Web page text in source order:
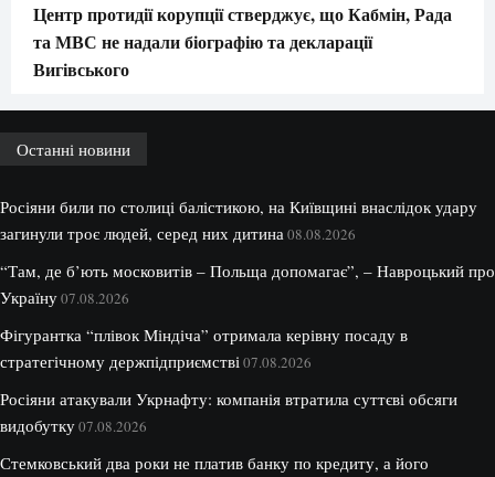
Центр протидії корупції стверджує, що Кабмін, Рада
та МВС не надали біографію та декларації
Вигівського
Останні новини
Росіяни били по столиці балістикою, на Київщині внаслідок удару
загинули троє людей, серед них дитина08.08.2026
“Там, де б’ють московитів – Польща допомагає”, – Навроцький про
Україну07.08.2026
Фігурантка “плівок Міндіча” отримала керівну посаду в
стратегічному держпідприємстві07.08.2026
Росіяни атакували Укрнафту: компанія втратила суттєві обсяги
видобутку07.08.2026
Стемковський два роки не платив банку по кредиту, а його